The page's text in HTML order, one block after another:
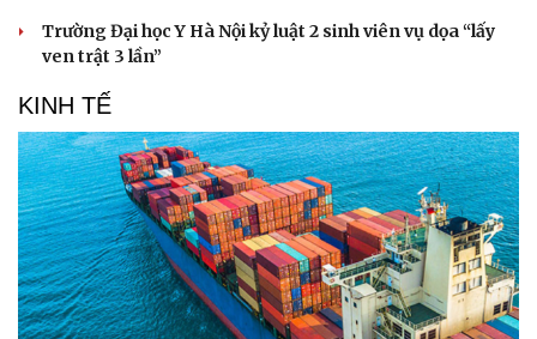
Trường Đại học Y Hà Nội kỷ luật 2 sinh viên vụ dọa “lấy
ven trật 3 lần”
KINH TẾ